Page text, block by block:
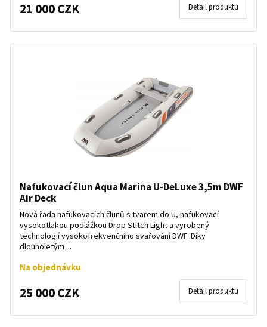
21 000 CZK Detail produktu
Nafukovací člun Aqua Marina U-DeLuxe 3,5m DWF
Air Deck
Nová řada nafukovacích člunů s tvarem do U, nafukovací
vysokotlakou podlážkou Drop Stitch Light a vyrobený
technologií vysokofrekvenčního svařování DWF. Díky
dlouholetým ...
Na objednávku
25 000 CZK Detail produktu